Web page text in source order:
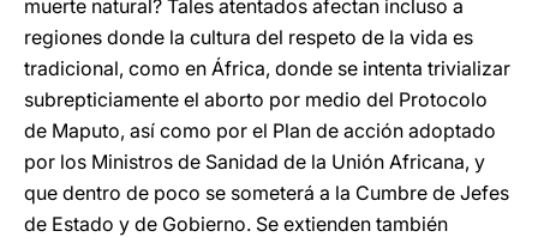
muerte natural? Tales atentados afectan incluso a
regiones donde la cultura del respeto de la vida es
tradicional, como en África, donde se intenta trivializar
subrepticiamente el aborto por medio del Protocolo
de Maputo, así como por el Plan de acción adoptado
por los Ministros de Sanidad de la Unión Africana, y
que dentro de poco se someterá a la Cumbre de Jefes
de Estado y de Gobierno. Se extienden también